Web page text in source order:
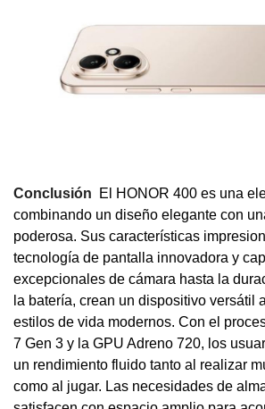
Conclusión
El HONOR 400 es una
combinando un diseño elegante con
poderosa. Sus características
tecnología de pantalla innovadora y
excepcionales de cámara hasta la
la batería, crean un dispositivo versátil
estilos de vida modernos. Con el
7 Gen 3 y la GPU Adreno 720, los
un rendimiento fluido tanto al realizar
como al jugar. Las necesidades de